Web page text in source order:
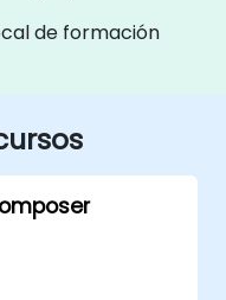
de formación